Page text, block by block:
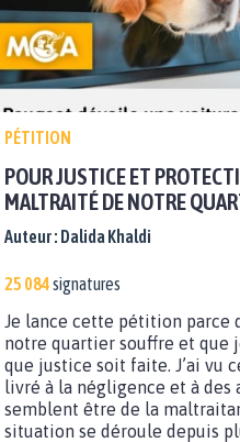
PÉTITION
POUR JUSTICE ET
MALTRAITÉ DE NOTRE
Auteur : Dalida Khaldi
25 084signatures
Je lance cette pétition parce
notre quartier souffre et que
que justice soit faite. J’ai vu
livré à la négligence et à des
semblent être de la
situation se déroule depuis